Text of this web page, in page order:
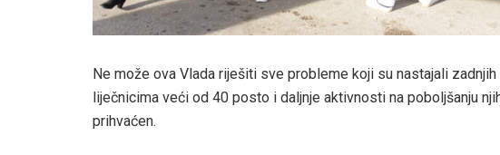
Ne može ova Vlada riješiti sve probleme koji su nastajali
liječnicima veći od 40 posto i daljnje aktivnosti na poboljšanju
prihvaćen.